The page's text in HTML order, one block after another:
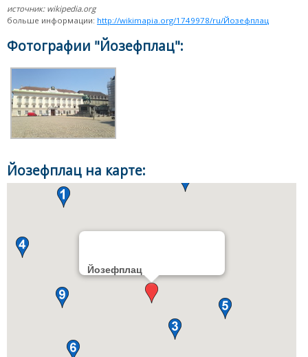
источник: wikipedia.org
больше информации: http://wikimapia.org/1749978/ru/Йозефплац
Фотографии "Йозефплац":
Йозефплац на карте:
Йозефплац